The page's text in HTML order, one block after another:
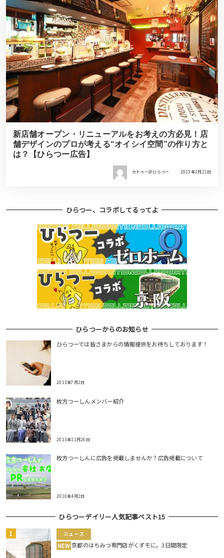
新店舗オープン・リニューアルをお考えの方必見！店
舗デザインのプロが考える“オイシイ空間”の作り方と
は？【ひらつー広告】
カトゥー＠ひらつー 2015年1月21日
ひらつー、コラボしてるってよ
ひらつーからのお知らせ
ひらつーでは皆さまからの情報提供をお待ちしております！
2013年7月2日
枚方つーしんメンバー紹介
2013年11月26日
枚方つーしんに広告を掲載しませんか？広告掲載について
2010年4月2日
ひらつーデイリー人気記事ベスト15
ニュース
NEW 京都のはちみつ専門店がくずモに。3日間限定